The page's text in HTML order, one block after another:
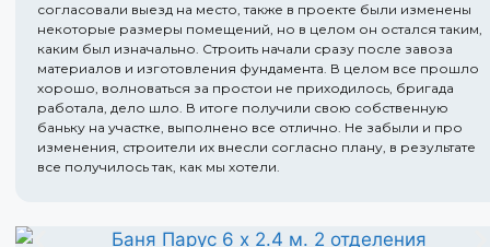
согласовали выезд на место, также в проекте были изменены
некоторые размеры помещений, но в целом он остался таким,
каким был изначально. Строить начали сразу после завоза
материалов и изготовления фундамента. В целом все прошло
хорошо, волноваться за простои не приходилось, бригада
работала, дело шло. В итоге получили свою собственную
баньку на участке, выполнено все отлично. Не забыли и про
изменения, строители их внесли согласно плану, в результате
все получилось так, как мы хотели.